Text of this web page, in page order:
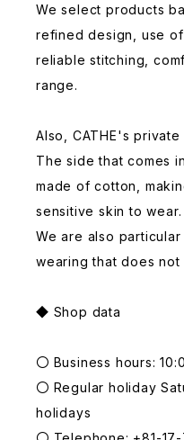
We select products
refined design, use of
reliable stitching,
range.
Also, CATHE's private
The side that comes
made of cotton,
sensitive skin to wear.
We are also
wearing that does
◆ Shop data
〇 Business hours:
〇 Regular holiday
holidays